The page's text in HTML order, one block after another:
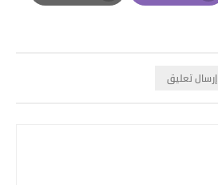
Email
Print
إرسال تعليق